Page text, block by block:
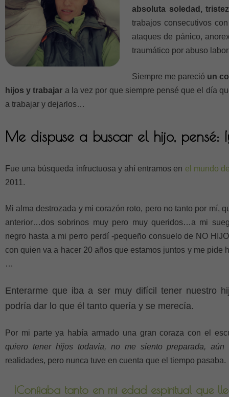
absoluta soledad,
trabajos consecutivos
ataques de pánico,
traumático por abuso
Siempre me pareció un
hijos y trabajar a la vez por que siempre pensé que el día
a trabajar y dejarlos…
Me dispuse a buscar el hijo, pensé:
Fue una búsqueda infructuosa y ahí entramos en el mundo
2011.
Mi alma destrozada y mi corazón roto, pero no tanto por mí,
anterior…dos sobrinos muy pero muy queridos…a mi
negro hasta a mi perro perdí -pequeño consuelo de NO
con quien va a hacer 20 años que estamos juntos y me pide
…
Enterarme que iba a ser muy difícil tener nuestro
podría dar lo que él tanto quería y se merecía.
Por mi parte ya había armado una gran coraza con el
quiero tener hijos todavía, no me siento preparada,
realidades, pero nunca tuve en cuenta que el tiempo pasaba.
¡Confiaba tanto en mi edad espiritual que